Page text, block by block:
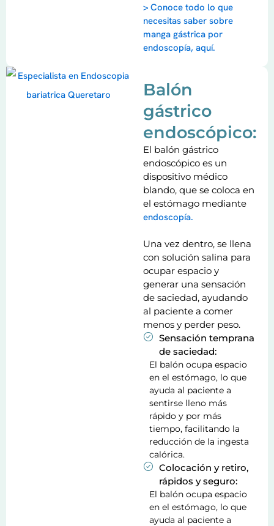
> Conoce todo lo que
necesitas saber sobre
manga gástrica por
endoscopía, aquí.
Balón
gástrico
endoscópico:
El balón gástrico
endoscópico es un
dispositivo médico
blando, que se coloca en
el estómago mediante
endoscopía.
Una vez dentro, se llena
con solución salina para
ocupar espacio y
generar una sensación
de saciedad, ayudando
al paciente a comer
menos y perder peso.
Sensación temprana
de saciedad:
El balón ocupa espacio
en el estómago, lo que
ayuda al paciente a
sentirse lleno más
rápido y por más
tiempo, facilitando la
reducción de la ingesta
calórica.
Colocación y retiro,
rápidos y seguro:
El balón ocupa espacio
en el estómago, lo que
ayuda al paciente a